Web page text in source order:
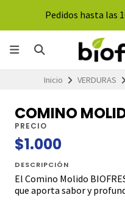
Pedidos hasta las
Inicio VERDURAS
COMINO
PRECIO
$1.000
DESCRIPCIÓN
El Comino Molido
que aporta sabor y